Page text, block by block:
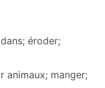
éroder;
animaux; manger;